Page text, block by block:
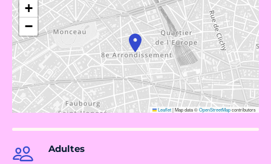
+
−
Leaflet|Map data ©OpenStreetMapcontributors
Adultes